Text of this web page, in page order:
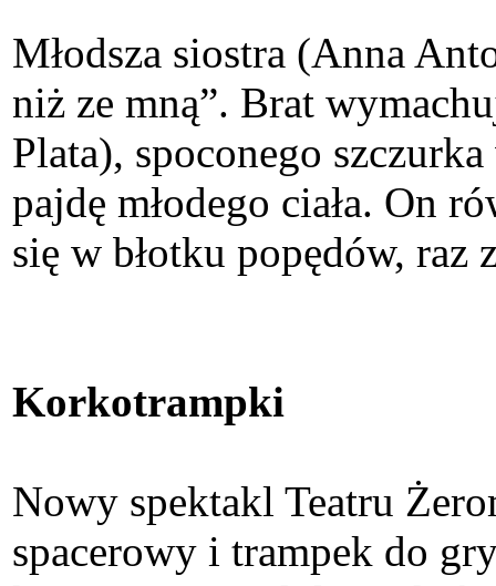
Młodsza siostra (Anna
niż ze mną”. Brat
Plata), spoconego
pajdę młodego ciała. On
się w błotku popędów,
Korkotrampki
Nowy spektakl Teatru
spacerowy i trampek do